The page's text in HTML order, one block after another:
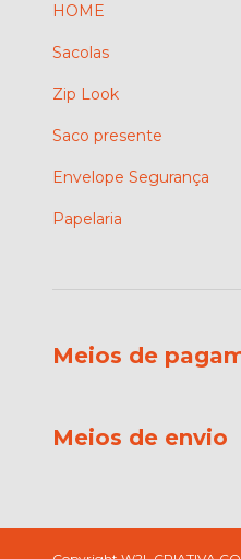
HOME
Sacolas
Zip Look
Saco presente
Envelope Segurança
Papelaria
Meios de
Meios de envio